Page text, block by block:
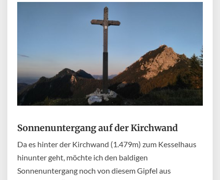
Sonnenuntergang auf der Kirchwand
Da es hinter der Kirchwand (1.479m) zum Kesselhaus
hinunter geht, möchte ich den baldigen
Sonnenuntergang noch von diesem Gipfel aus